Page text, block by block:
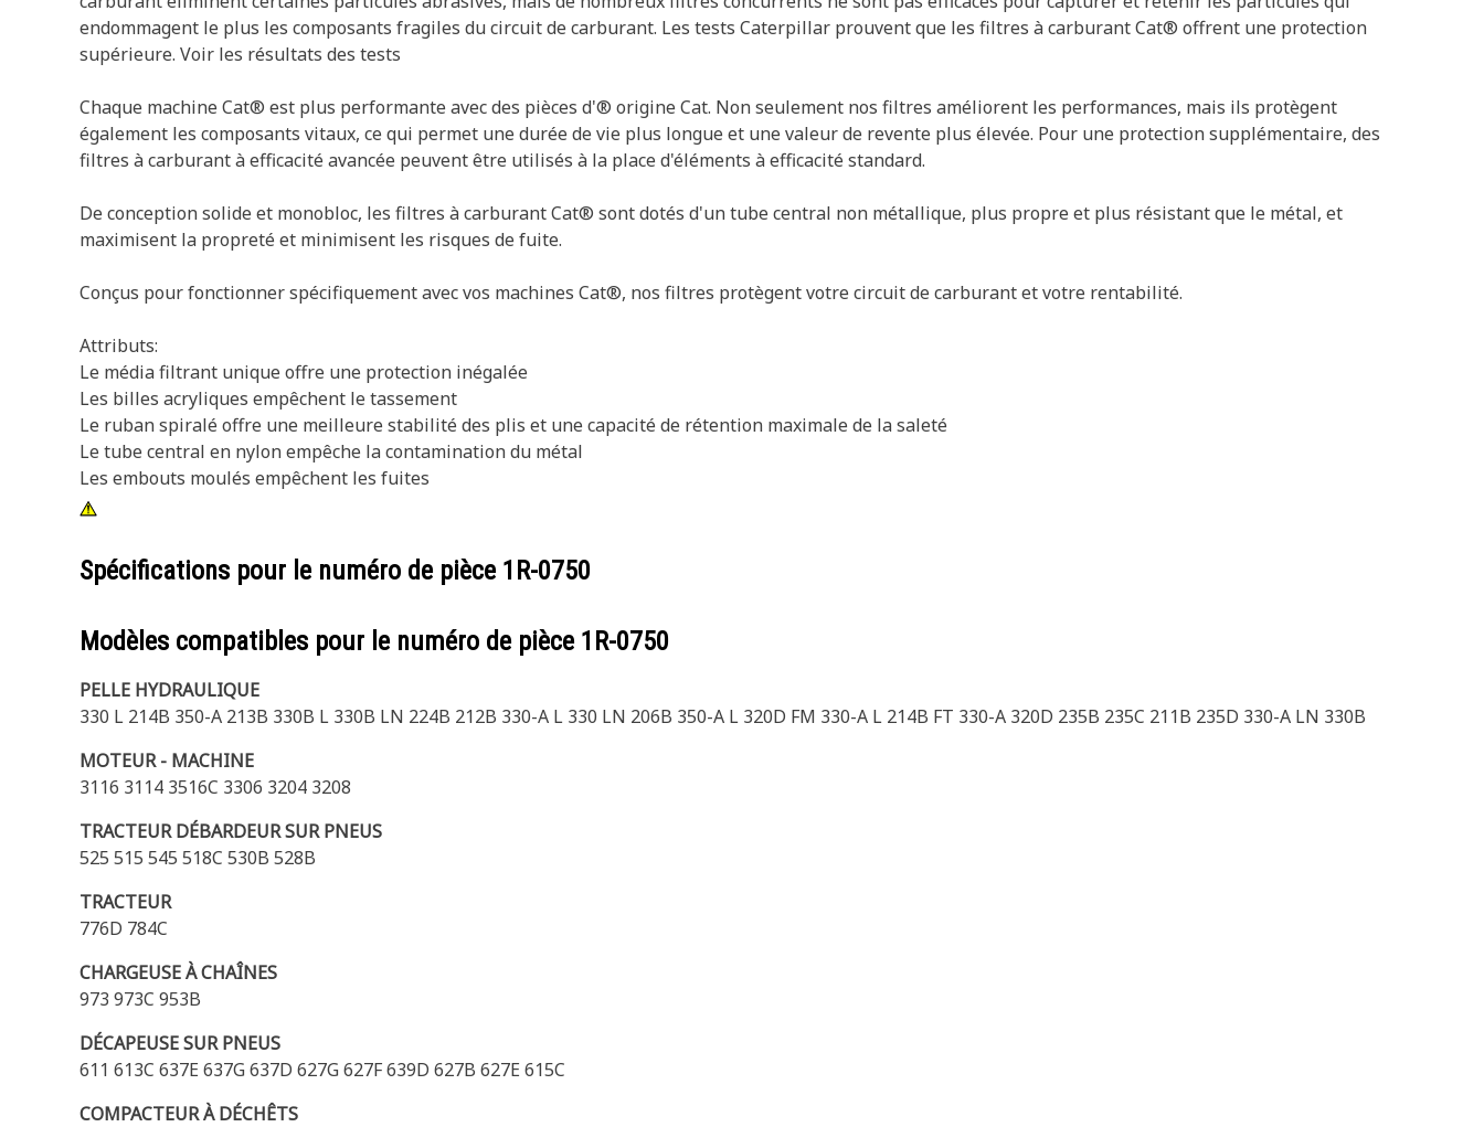
endommagent le plus les composants fragiles du circuit de carburant. Les tests Caterpillar prouvent que les filtres à carburant Cat® offrent une protection
supérieure. Voir les résultats des tests
Chaque machine Cat® est plus performante avec des pièces d'® origine Cat. Non seulement nos filtres améliorent les performances, mais ils protègent
également les composants vitaux, ce qui permet une durée de vie plus longue et une valeur de revente plus élevée. Pour une protection supplémentaire, des
filtres à carburant à efficacité avancée peuvent être utilisés à la place d'éléments à efficacité standard.
De conception solide et monobloc, les filtres à carburant Cat® sont dotés d'un tube central non métallique, plus propre et plus résistant que le métal, et
maximisent la propreté et minimisent les risques de fuite.
Conçus pour fonctionner spécifiquement avec vos machines Cat®, nos filtres protègent votre circuit de carburant et votre rentabilité.
Attributs:
Le média filtrant unique offre une protection inégalée
Les billes acryliques empêchent le tassement
Le ruban spiralé offre une meilleure stabilité des plis et une capacité de rétention maximale de la saleté
Le tube central en nylon empêche la contamination du métal
Les embouts moulés empêchent les fuites
Spécifications pour le numéro de pièce 1R-0750
Modèles compatibles pour le numéro de pièce 1R-0750
PELLE HYDRAULIQUE
330 L 214B 350-A 213B 330B L 330B LN 224B 212B 330-A L 330 LN 206B 350-A L 320D FM 330-A L 214B FT 330-A 320D 235B 235C 211B 235D 330-A LN 330B
MOTEUR - MACHINE
3116 3114 3516C 3306 3204 3208
TRACTEUR DÉBARDEUR SUR PNEUS
525 515 545 518C 530B 528B
TRACTEUR
776D 784C
CHARGEUSE À CHAÎNES
973 973C 953B
DÉCAPEUSE SUR PNEUS
611 613C 637E 637G 637D 627G 627F 639D 627B 627E 615C
COMPACTEUR À DÉCHÊTS